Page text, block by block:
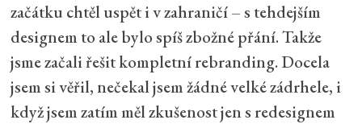
začátku chtěl uspět i v zahraničí – s tehdejším
designem to ale bylo spíš zbožné přání. Takže
jsme začali řešit kompletní rebranding. Docela
jsem si věřil, nečekal jsem žádné velké zádrhele, i
když jsem zatím měl zkušenost jen s redesignem